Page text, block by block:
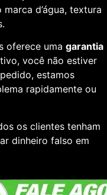
d’água, textura
oferece uma garantia
você não estiver
estamos
rapidamente ou
os clientes tenham
dinheiro falso em